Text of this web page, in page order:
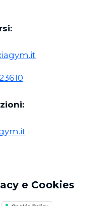
e Cookies